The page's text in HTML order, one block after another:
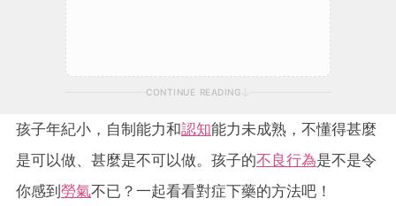
CONTINUE READING
孩子年紀小，自制能力和認知能力未成熟，不懂得甚麼
是可以做、甚麼是不可以做。孩子的不良行為是不是令
你感到勞氣不已？一起看看對症下藥的方法吧！